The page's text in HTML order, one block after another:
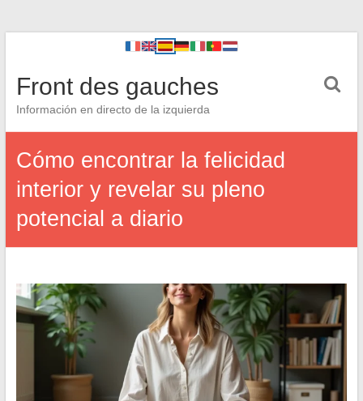
Front des gauches
Información en directo de la izquierda
Cómo encontrar la felicidad
interior y revelar su pleno
potencial a diario